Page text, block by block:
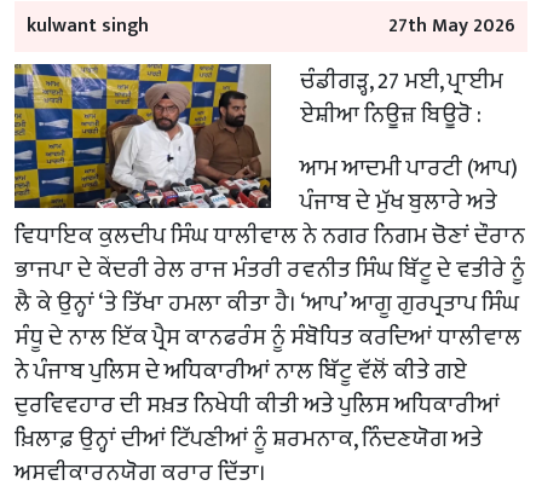
kulwant singh 27th May 2026
ਚੰਡੀਗੜ੍ਹ, 27 ਮਈ, ਪ੍ਰਾਈਮ
ਏਸ਼ੀਆ ਨਿਊਜ਼ ਬਿਊਰੋ :
ਆਮ ਆਦਮੀ ਪਾਰਟੀ (ਆਪ)
ਪੰਜਾਬ ਦੇ ਮੁੱਖ ਬੁਲਾਰੇ ਅਤੇ
ਵਿਧਾਇਕ ਕੁਲਦੀਪ ਸਿੰਘ ਧਾਲੀਵਾਲ ਨੇ ਨਗਰ ਨਿਗਮ ਚੋਣਾਂ ਦੌਰਾਨ
ਭਾਜਪਾ ਦੇ ਕੇਂਦਰੀ ਰੇਲ ਰਾਜ ਮੰਤਰੀ ਰਵਨੀਤ ਸਿੰਘ ਬਿੱਟੂ ਦੇ ਵਤੀਰੇ ਨੂੰ
ਲੈ ਕੇ ਉਨ੍ਹਾਂ ‘ਤੇ ਤਿੱਖਾ ਹਮਲਾ ਕੀਤਾ ਹੈ। ‘ਆਪ’ ਆਗੂ ਗੁਰਪ੍ਰਤਾਪ ਸਿੰਘ
ਸੰਧੂ ਦੇ ਨਾਲ ਇੱਕ ਪ੍ਰੈਸ ਕਾਨਫਰੰਸ ਨੂੰ ਸੰਬੋਧਿਤ ਕਰਦਿਆਂ ਧਾਲੀਵਾਲ
ਨੇ ਪੰਜਾਬ ਪੁਲਿਸ ਦੇ ਅਧਿਕਾਰੀਆਂ ਨਾਲ ਬਿੱਟੂ ਵੱਲੋਂ ਕੀਤੇ ਗਏ
ਦੁਰਵਿਵਹਾਰ ਦੀ ਸਖ਼ਤ ਨਿਖੇਧੀ ਕੀਤੀ ਅਤੇ ਪੁਲਿਸ ਅਧਿਕਾਰੀਆਂ
ਖ਼ਿਲਾਫ਼ ਉਨ੍ਹਾਂ ਦੀਆਂ ਟਿੱਪਣੀਆਂ ਨੂੰ ਸ਼ਰਮਨਾਕ, ਨਿੰਦਣਯੋਗ ਅਤੇ
ਅਸਵੀਕਾਰਨਯੋਗ ਕਰਾਰ ਦਿੱਤਾ।